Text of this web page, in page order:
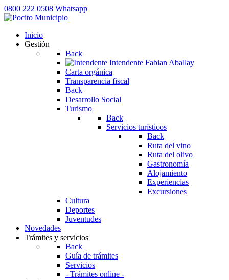
0800 222 0508 Whatsapp
Inicio
Gestión
Back
Intendente Fabian Aballay
Carta orgánica
Transparencia fiscal
Back
Desarrollo Social
Turismo
Back
Servicios turísticos
Back
Ruta del vino
Ruta del olivo
Gastronomía
Alojamiento
Experiencias
Excursiones
Cultura
Deportes
Juventudes
Novedades
Trámites y servicios
Back
Guía de trámites
Servicios
- Trámites online -